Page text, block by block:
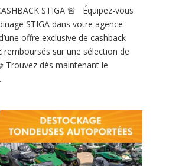
STIGA 🚨 Équipez-vous
STIGA dans votre agence
offre exclusive de cashback
remboursés sur une sélection de
Trouvez dès maintenant le